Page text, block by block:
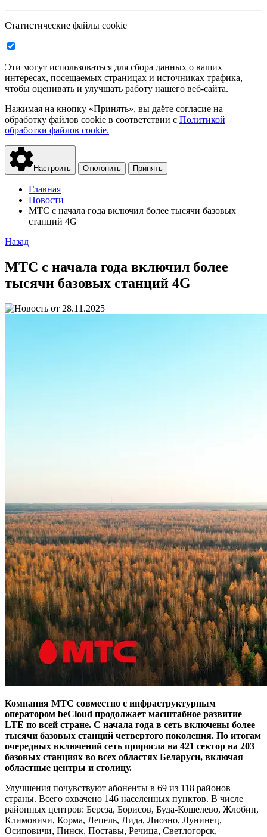
Статистические файлы cookie
Эти могут использоваться для сбора данных о ваших
интересах, посещаемых страницах и источниках трафика,
чтобы оценивать и улучшать работу нашего веб-сайта.
Нажимая на кнопку «Принять», вы даёте согласие на
обработку файлов cookie в соответствии с Политикой
обработки файлов cookie.
Настроить Отклонить Принять
Главная
Новости
МТС с начала года включил более тысячи базовых
станций 4G
Назад
МТС с начала года включил более
тысячи базовых станций 4G
28.11.2025
Компания МТС совместно с инфраструктурным
оператором beCloud продолжает масштабное развитие
LTE по всей стране. С начала года в сеть включены более
тысячи базовых станций четвертого поколения. По итогам
очередных включений сеть приросла на 421 сектор на 203
базовых станциях во всех областях Беларуси, включая
областные центры и столицу.
Улучшения почувствуют абоненты в 69 из 118 районов
страны. Всего охвачено 146 населенных пунктов. В числе
районных центров: Береза, Борисов, Буда-Кошелево, Жлобин,
Климовичи, Корма, Лепель, Лида, Лиозно, Лунинец,
Осиповичи, Пинск, Поставы, Речица, Светлогорск,